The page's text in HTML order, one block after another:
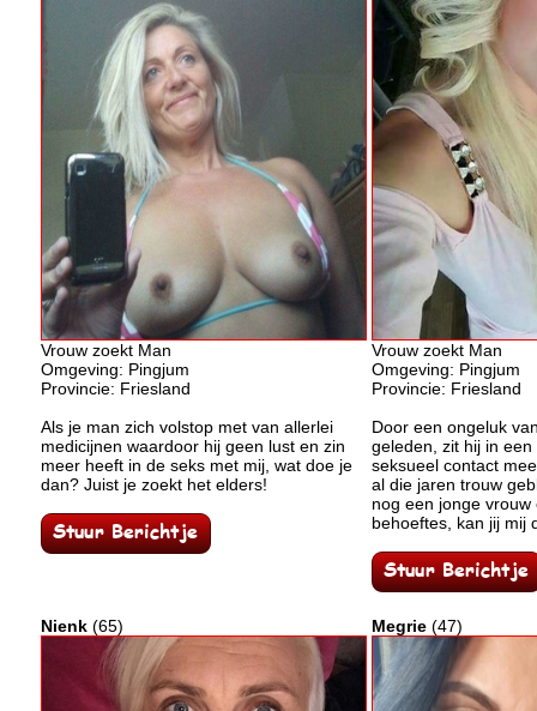
Vrouw zoekt Man
Omgeving: Pingjum
Provincie: Friesland
Als je man zich volstop met van allerlei
medicijnen waardoor hij geen lust en zin
meer heeft in de seks met mij, wat doe je
dan? Juist je zoekt het elders!
Vrouw zoekt Man
Omgeving: Pingjum
Provincie: Friesland
Door een ongeluk
geleden, zit hij in
seksueel contact
al die jaren trouw
nog een jonge
behoeftes, kan jij mij
Nienk (65) Megrie (47)